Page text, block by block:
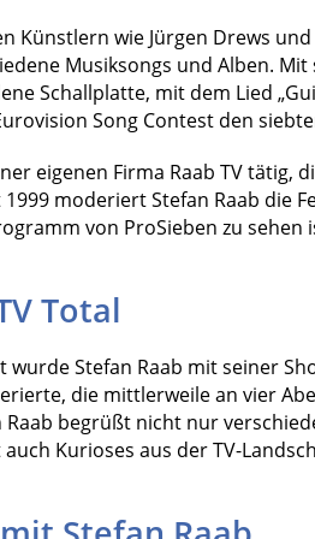
Künstlern wie Jürgen Drews
Musiksongs und Alben.
Schallplatte, mit dem Lied
Song Contest den
eigenen Firma Raab TV tätig,
moderiert Stefan Raab die
von ProSieben zu sehen
Total
Stefan Raab mit seiner
die mittlerweile an vier
begrüßt nicht nur
Kurioses aus der TV-
I❶I